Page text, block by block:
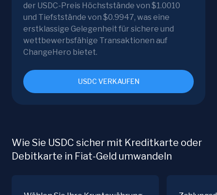
der USDC-Preis Höchststände von $1.0010
und Tiefststände von $0.9947, was eine
erstklassige Gelegenheit für sichere und
wettbewerbsfähige Transaktionen auf
ChangeHero bietet.
USDC VERKAUFEN
Wie Sie USDC sicher mit Kreditkarte oder
Debitkarte in Fiat-Geld umwandeln